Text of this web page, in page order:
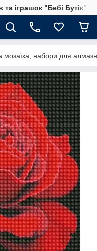
та іграшок "Бебі Бутік"
мозаїка, набори для